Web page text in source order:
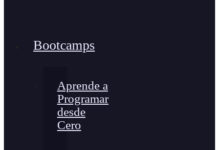
Bootcamps
Aprende a
Programar
desde
Cero